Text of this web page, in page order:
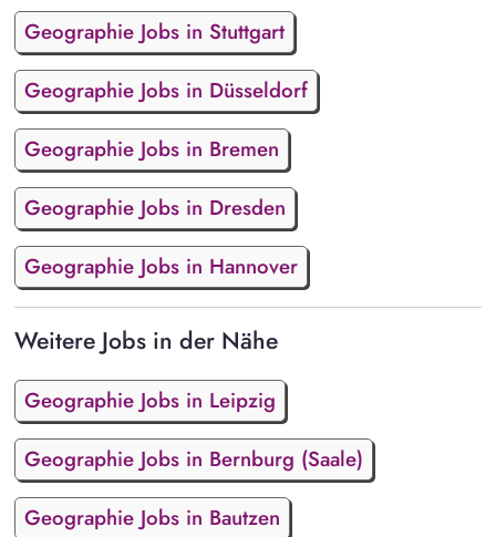
Geographie Jobs in Stuttgart
Geographie Jobs in Düsseldorf
Geographie Jobs in Bremen
Geographie Jobs in Dresden
Geographie Jobs in Hannover
Weitere Jobs in der Nähe
Geographie Jobs in Leipzig
Geographie Jobs in Bernburg (Saale)
Geographie Jobs in Bautzen